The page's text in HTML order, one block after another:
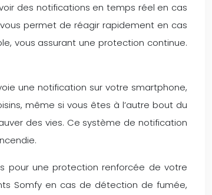
des notifications en temps réel en cas
permet de réagir rapidement en cas
vous assurant une protection continue.
une notification sur votre smartphone,
même si vous êtes à l’autre bout du
des vies. Ce système de notification
pour une protection renforcée de votre
Somfy en cas de détection de fumée,